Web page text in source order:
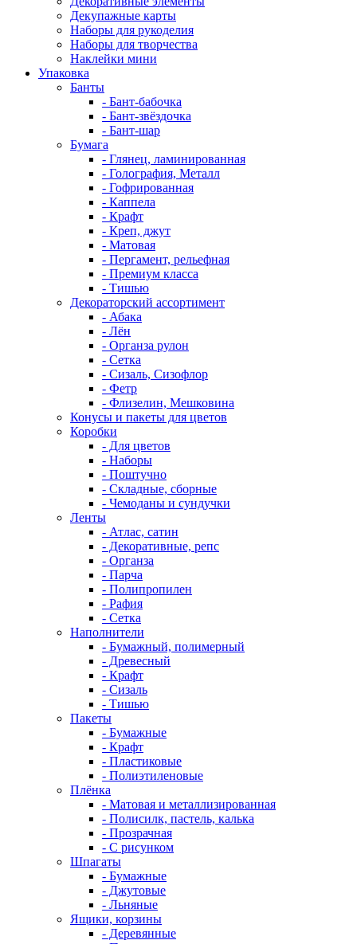
Декупажные карты
Наборы для рукоделия
Наборы для творчества
Наклейки мини
Упаковка
Банты
- Бант-бабочка
- Бант-звёздочка
- Бант-шар
Бумага
- Глянец, ламинированная
- Голография, Металл
- Гофрированная
- Каппела
- Крафт
- Креп, джут
- Матовая
- Пергамент, рельефная
- Премиум класса
- Тишью
Декораторский ассортимент
- Абака
- Лён
- Органза рулон
- Сетка
- Сизаль, Сизофлор
- Фетр
- Флизелин, Мешковина
Конусы и пакеты для цветов
Коробки
- Для цветов
- Наборы
- Поштучно
- Складные, сборные
- Чемоданы и сундучки
Ленты
- Атлас, сатин
- Декоративные, репс
- Органза
- Парча
- Полипропилен
- Рафия
- Сетка
Наполнители
- Бумажный, полимерный
- Древесный
- Крафт
- Сизаль
- Тишью
Пакеты
- Бумажные
- Крафт
- Пластиковые
- Полиэтиленовые
Плёнка
- Матовая и металлизированная
- Полисилк, пастель, калька
- Прозрачная
- С рисунком
Шпагаты
- Бумажные
- Джутовые
- Льняные
Ящики, корзины
- Деревянные